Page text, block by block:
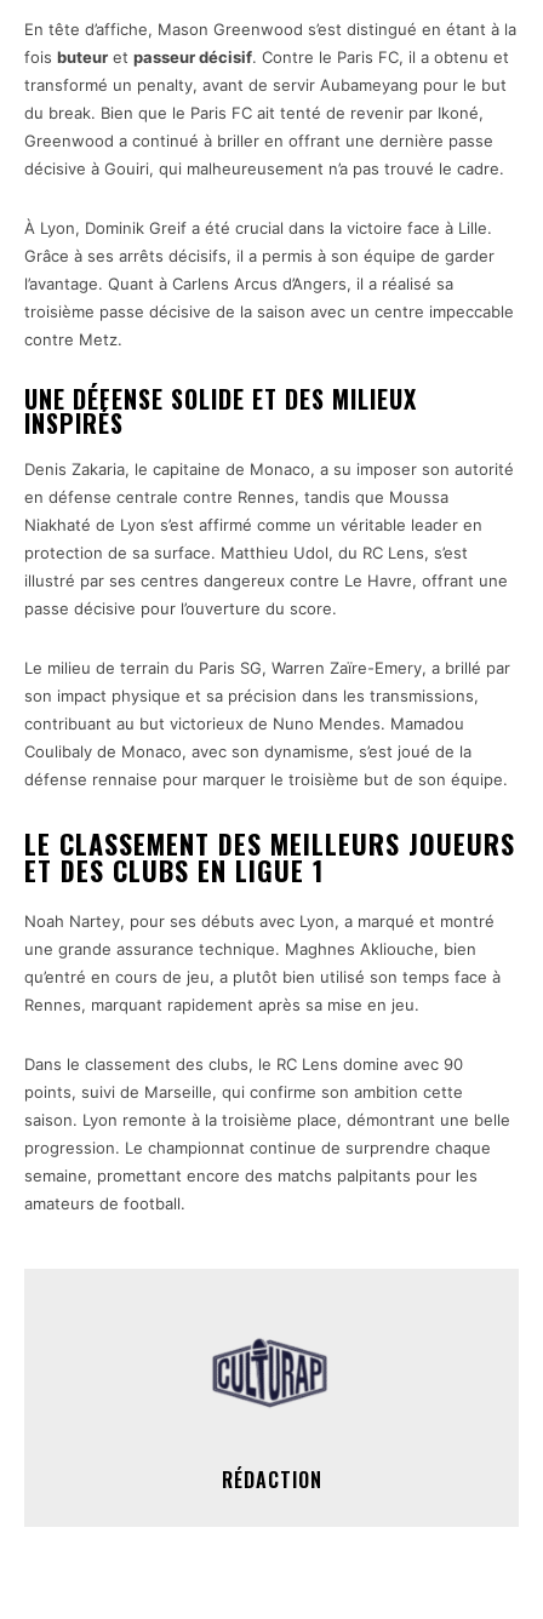
En tête d’affiche, Mason Greenwood s’est distingué en étant à la
fois buteur et passeur décisif. Contre le Paris FC, il a obtenu et
transformé un penalty, avant de servir Aubameyang pour le but
du break. Bien que le Paris FC ait tenté de revenir par Ikoné,
Greenwood a continué à briller en offrant une dernière passe
décisive à Gouiri, qui malheureusement n’a pas trouvé le cadre.
À Lyon, Dominik Greif a été crucial dans la victoire face à Lille.
Grâce à ses arrêts décisifs, il a permis à son équipe de garder
l’avantage. Quant à Carlens Arcus d’Angers, il a réalisé sa
troisième passe décisive de la saison avec un centre impeccable
contre Metz.
UNE DÉFENSE SOLIDE ET DES MILIEUX
INSPIRÉS
Denis Zakaria, le capitaine de Monaco, a su imposer son autorité
en défense centrale contre Rennes, tandis que Moussa
Niakhaté de Lyon s’est affirmé comme un véritable leader en
protection de sa surface. Matthieu Udol, du RC Lens, s’est
illustré par ses centres dangereux contre Le Havre, offrant une
passe décisive pour l’ouverture du score.
Le milieu de terrain du Paris SG, Warren Zaïre-Emery, a brillé par
son impact physique et sa précision dans les transmissions,
contribuant au but victorieux de Nuno Mendes. Mamadou
Coulibaly de Monaco, avec son dynamisme, s’est joué de la
défense rennaise pour marquer le troisième but de son équipe.
LE CLASSEMENT DES MEILLEURS JOUEURS
ET DES CLUBS EN LIGUE 1
Noah Nartey, pour ses débuts avec Lyon, a marqué et montré
une grande assurance technique. Maghnes Akliouche, bien
qu’entré en cours de jeu, a plutôt bien utilisé son temps face à
Rennes, marquant rapidement après sa mise en jeu.
Dans le classement des clubs, le RC Lens domine avec 90
points, suivi de Marseille, qui confirme son ambition cette
saison. Lyon remonte à la troisième place, démontrant une belle
progression. Le championnat continue de surprendre chaque
semaine, promettant encore des matchs palpitants pour les
amateurs de football.
RÉDACTION